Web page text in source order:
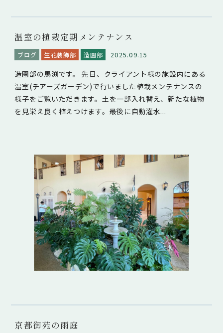
温室の植栽定期メンテナンス
ブログ 生花装飾部 造園部 2025.09.15
造園部の馬渕です。 先日、クライアント様の施設内にある
温室(チアーズガーデン)で行いました植栽メンテナンスの
様子をご覧いただきます。土を一部入れ替え、新たな植物
を見栄え良く植えつけます。最後に自動灌水...
京都御苑の雨庭